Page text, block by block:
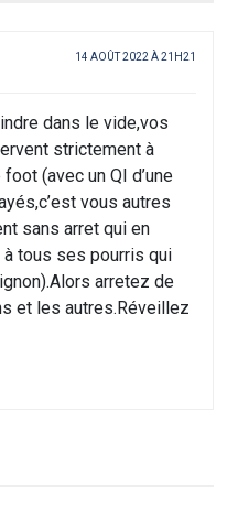
14 AOÛT 2022 À 21H21
dans le vide,vos
strictement à
(avec un QI d’une
vous autres
sans arret qui en
tous ses pourris qui
arretez de
et les autres.Réveillez